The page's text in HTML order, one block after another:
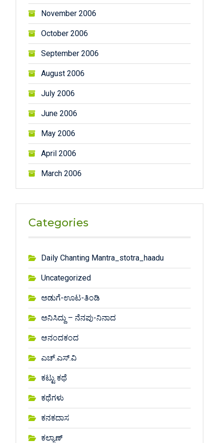
November 2006
October 2006
September 2006
August 2006
July 2006
June 2006
May 2006
April 2006
March 2006
Categories
Daily Chanting Mantra_stotra_haadu
Uncategorized
ಅಡುಗೆ-ಊಟ-ತಿಂಡಿ
ಅನಿಸಿದ್ದು – ನೆನಪು-ನಿನಾದ
ಆನಂದಕಂದ
ಎಚ್.ಎಸ್.ವಿ
ಕಟ್ಟು ಕಥೆ
ಕಥೆಗಳು
ಕನಕದಾಸ
ಕಲ್ಯಾಣ್